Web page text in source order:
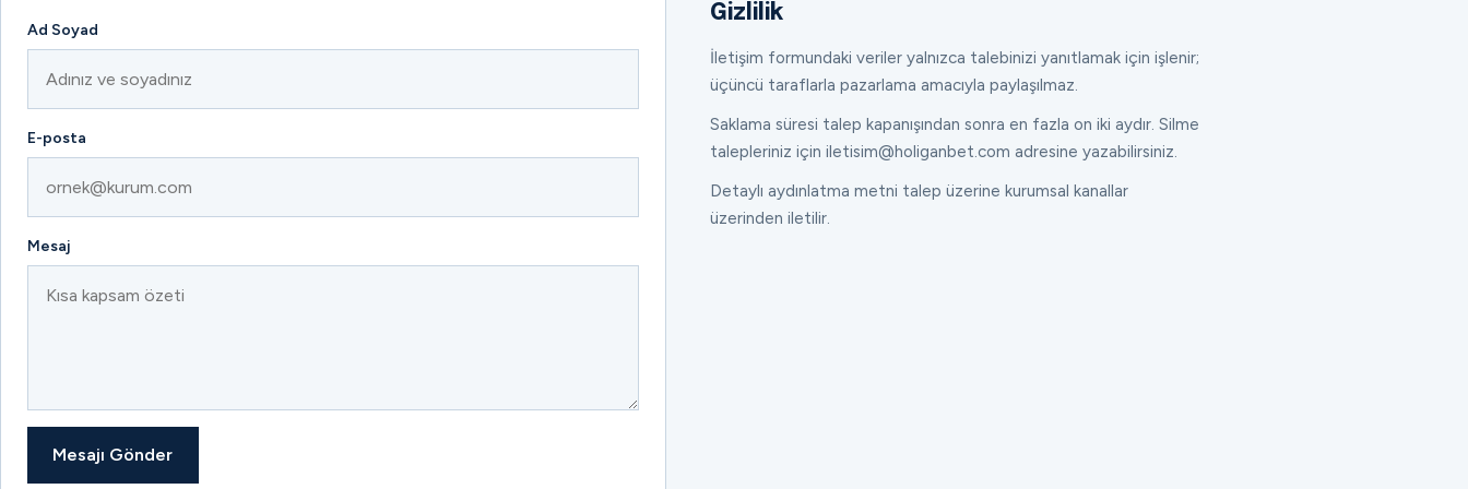
Ad Soyad
E-posta
Mesaj
Mesajı Gönder
Gizlilik
İletişim formundaki veriler yalnızca talebinizi yanıtlamak için işlenir;
üçüncü taraflarla pazarlama amacıyla paylaşılmaz.
Saklama süresi talep kapanışından sonra en fazla on iki aydır. Silme
talepleriniz için iletisim@holiganbet.com adresine yazabilirsiniz.
Detaylı aydınlatma metni talep üzerine kurumsal kanallar
üzerinden iletilir.